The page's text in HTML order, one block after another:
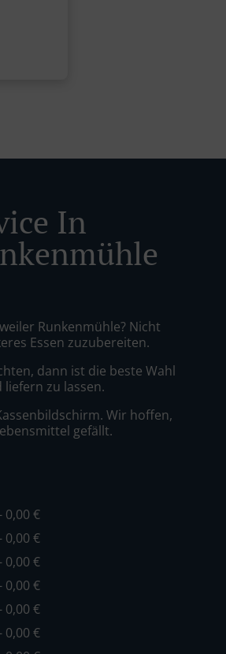
In
Runkenmühle? Nicht
Essen zuzubereiten.
dann ist die beste Wahl
liefern zu lassen.
Wir hoffen,
gefällt.
0,00 €
0,00 €
0,00 €
0,00 €
0,00 €
0,00 €